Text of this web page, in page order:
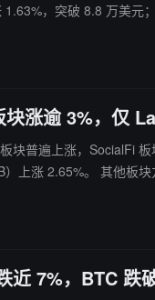
8.8 万美元；Ethereum（
上
涨逾 3%，仅
块普遍上涨，SocialFi
（ZEC）上涨 4.38%；Meme 板块上涨 1.4
，ssiSocialFi、ssiCeFi、
近 7%，BTC 跌